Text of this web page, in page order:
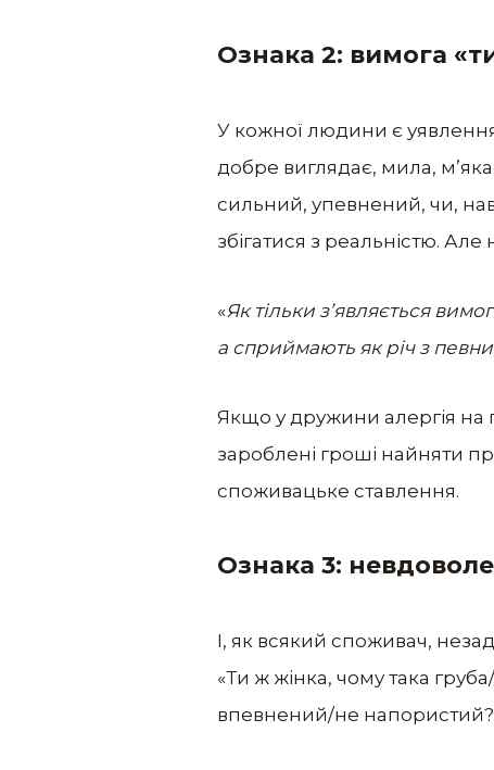
Ознака 2: вимога
У кожної людини є
добре виглядає, мила,
сильний, упевнений, чи,
збігатися з реальністю.
«Як тільки з’являється
а сприймають як річ з
Якщо у дружини алергія на
зароблені гроші найняти
споживацьке ставлення.
Ознака 3:
І, як всякий споживач,
«Ти ж жінка, чому така
впевнений/не